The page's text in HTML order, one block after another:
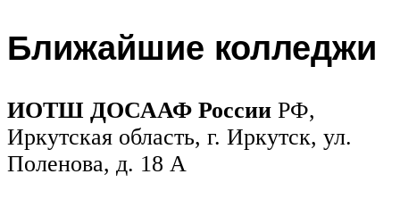
Ближайшие колледжи
ИОТШ ДОСААФ России РФ,
Иркутская область, г. Иркутск, ул.
Поленова, д. 18 А